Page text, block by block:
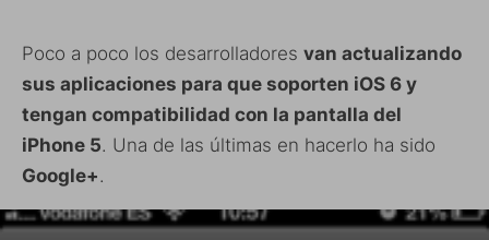
Poco a poco los desarrolladores van actualizando
sus aplicaciones para que soporten iOS 6 y
tengan compatibilidad con la pantalla del
iPhone 5. Una de las últimas en hacerlo ha sido
Google+.